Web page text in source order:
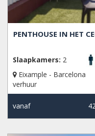
PENTHOUSE IN HET
Slaapkamers: 2
Eixample - Barcelona
verhuur
vanaf